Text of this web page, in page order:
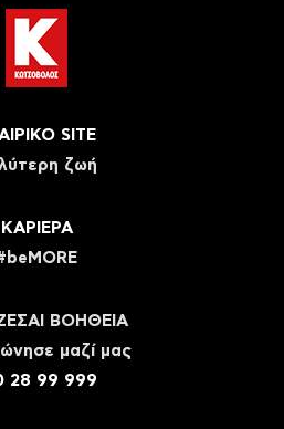
SITE
ζωή
ΚΑΡΙΕΡΑ
ΒΟΗΘΕΙΑ
μαζί μας
28 99 999